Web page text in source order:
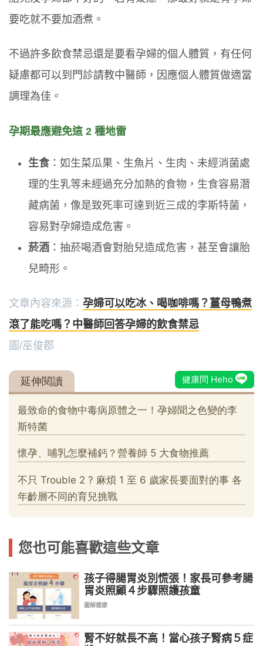
要吃就不要加酒煮。
不過許多飲食禁忌還是要看孕婦的個人體質，有任何
疑慮都可以到門診請教中醫師，因應個人體質做適當
調理為佳。
孕期最應避免這 2 種地雷
生食 ：如生菜瓜果、生魚片、生肉、未經消菌處
理的生乳等未經過充分加熱的食物，生食容易潛
藏病菌，像是致死率可達到近三成的李斯特菌，
容易對孕婦造成危害。
菸酒 ：抽菸喝酒會對胎兒造成危害，甚至會讓胎
兒畸形。
文章內容來源： 孕婦可以吃冰、喝咖啡嗎？薑母鴨煮
滾了能吃嗎？中醫師回答孕婦的飲食禁忌
圖/巫俊郡
您也可能喜歡這些文章
孩子得腸胃炎別慌張！家長可參考腸
胃炎照顧４步驟照護孩童
圖解健康
腎不好就長不高！當心孩子腎病５症